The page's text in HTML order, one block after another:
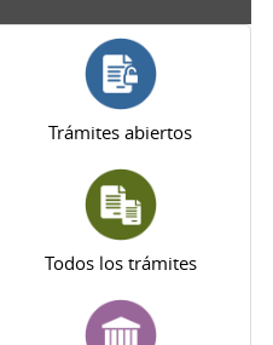
Trámites abiertos
Todos los trámites